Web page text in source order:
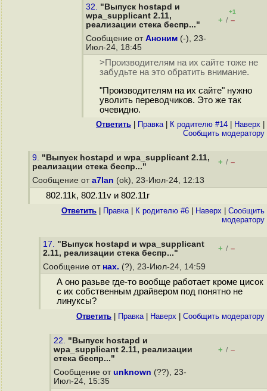
32. "Выпуск hostapd и
wpa_supplicant 2.11,
реализации стека беспр..."
+1
+ / –
Сообщение от Аноним (-), 23-
Июл-24, 18:45
>Производителям на их сайте тоже не
забудьте на это обратить внимание.
"Производителям на их сайте" нужно
уволить переводчиков. Это же так
очевидно.
Ответить Правка| К родителю #14 Наверх
Cообщить модератору
9. "Выпуск hostapd и wpa_supplicant 2.11,
реализации стека беспр..."
+ / –
Сообщение от a7lan (ok), 23-Июл-24, 12:13
802.11k, 802.11v и 802.11r
Ответить Правка| К родителю #6 Наверх
Cообщить
модератору
17. "Выпуск hostapd и wpa_supplicant
2.11, реализации стека беспр..."
+ / –
Сообщение от нах. (?), 23-Июл-24, 14:59
А оно разьве где-то вообще работает кроме цисок
с их собственным драйвером под понятно не
линуксы?
Ответить Правка| Наверх Cообщить модератору
22. "Выпуск hostapd и
wpa_supplicant 2.11, реализации
стека беспр..."
+ / –
Сообщение от unknown (??), 23-
Июл-24, 15:35